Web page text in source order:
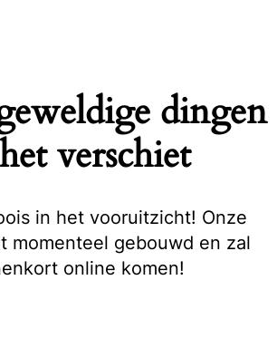
dingen
verschiet
in het vooruitzicht! Onze
momenteel gebouwd en zal
online komen!